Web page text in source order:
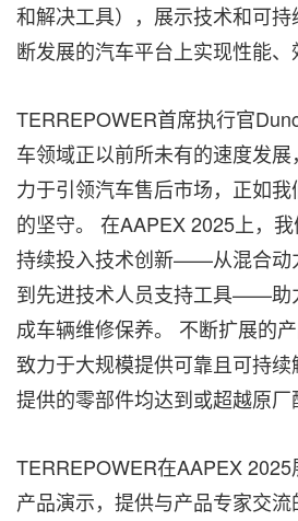
和解决工具），展示技术和可
断发展的汽车平台上实现性能、
TERREPOWER首席执行官
车领域正以前所未有的速度发
力于引领汽车售后市场，正如
的坚守。 在AAPEX 2025上，
持续投入技术创新——从混合动
到先进技术人员支持工具——助
成车辆维修保养。 不断扩展的
致力于大规模提供可靠且可持
提供的零部件均达到或超越原厂
TERREPOWER在AAPEX
产品演示，提供与产品专家交